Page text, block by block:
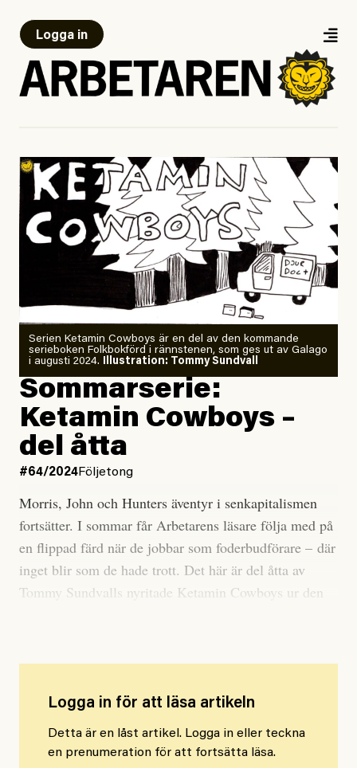
Logga in
Serien Ketamin Cowboys är en del av den kommande
serieboken Folkbokförd i rännstenen, som ges ut av Galago
i augusti 2024. Illustration: Tommy Sundvall
Sommarserie:
Ketamin Cowboys –
del åtta
#64/2024Följetong
Morris, John och Hunters äventyr i senkapitalismen
fortsätter. I sommar får Arbetarens läsare följa med på
en flippad färd när de jobbar som foderbudförare – där
inget blir som de hade trott. Det här är del åtta av
Tommy Sundvalls nyritade Ketamin Cowboys ur den
Logga in för att läsa artikeln
Detta är en låst artikel. Logga in eller teckna
en prenumeration för att fortsätta läsa.